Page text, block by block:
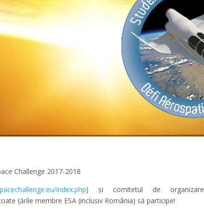
Challenge 2017-2018
index.php) și comitetul de organizare
țările membre ESA (inclusiv România) să participe!